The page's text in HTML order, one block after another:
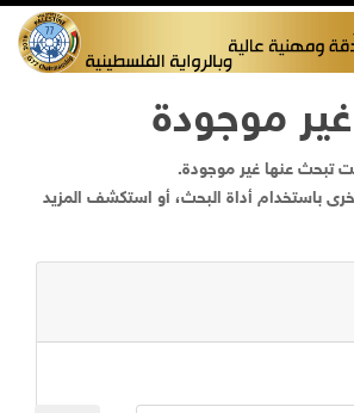
موجودة
تبحث عنها غير موجودة.
باستخدام أداة البحث، أو استكشف المزيد